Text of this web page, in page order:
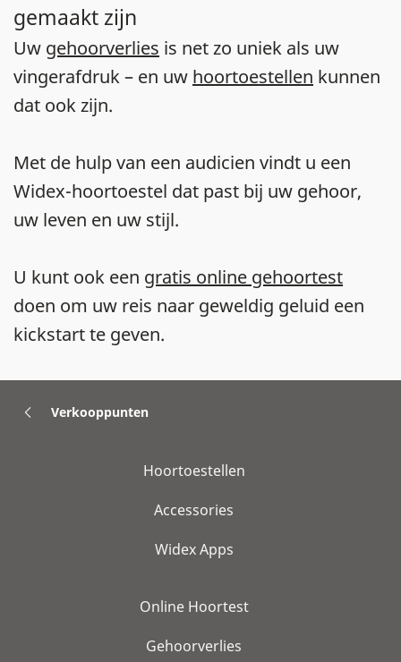
gemaakt zijn
Uw gehoorverlies is net zo uniek als uw
vingerafdruk – en uw hoortoestellen kunnen
dat ook zijn.
Met de hulp van een audicien vindt u een
Widex-hoortoestel dat past bij uw gehoor,
uw leven en uw stijl.
U kunt ook een gratis online gehoortest
doen om uw reis naar geweldig geluid een
kickstart te geven.
Verkooppunten
Hoortoestellen
Accessories
Widex Apps
Online Hoortest
Gehoorverlies